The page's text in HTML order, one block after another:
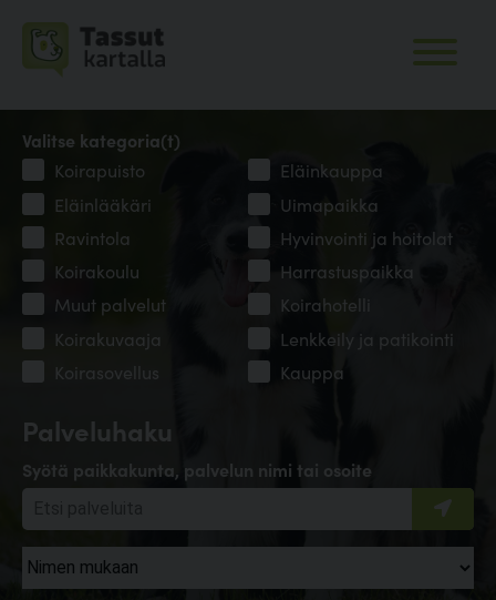
Palveluhaku
Syötä paikkakunta, palvelun nimi tai osoite
Valitse kategoria(t)
Koirapuisto
Eläinkauppa
Eläinlääkäri
Uimapaikka
Ravintola
Hyvinvointi ja hoitolat
Koirakoulu
Harrastuspaikka
Muut palvelut
Koirahotelli
Koirakuvaaja
Lenkkeily ja patikointi
Koirasovellus
Kauppa